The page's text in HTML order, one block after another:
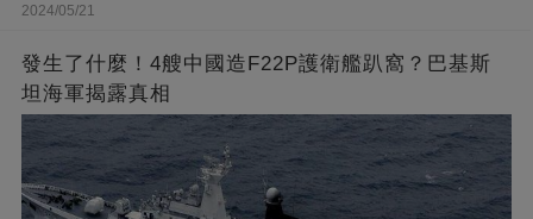
2024/05/21
發生了什麼！4艘中國造F22P護衛艦趴窩？巴基斯
坦海軍揭露真相